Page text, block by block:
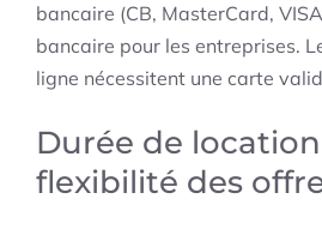
bancaire (CB, MasterCard,
bancaire pour les entreprises.
ligne nécessitent une carte
Durée de
flexibilité des